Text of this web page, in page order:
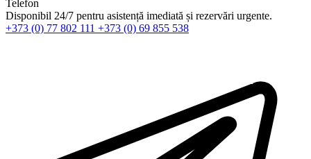
Telefon
Disponibil 24/7 pentru asistență imediată și rezervări urgente.
+373 (0) 77 802 111 +373 (0) 69 855 538